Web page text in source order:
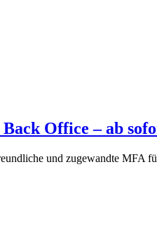
Office – ab
und zugewandte